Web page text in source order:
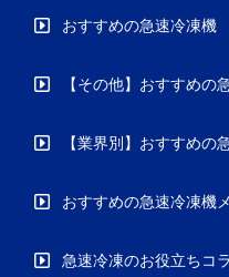
おすすめの急速冷凍機
【その他】おすすめの
【業界別】おすすめの
おすすめの急速冷凍機
急速冷凍のお役立ちコ